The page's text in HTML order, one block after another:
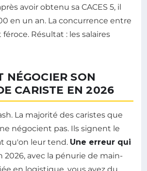
avoir obtenu sa CACES 5, il
en un an. La concurrence entre
Résultat : les salaires
NÉGOCIER SON
CARISTE EN 2026
La majorité des caristes que
négocient pas. Ils signent le
qu'on leur tend. Une erreur qui
2026, avec la pénurie de main-